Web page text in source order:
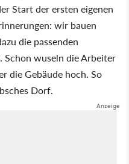
Start der ersten eigenen
wir bauen
die passenden
wuseln die Arbeiter
die Gebäude hoch. So
Dorf.